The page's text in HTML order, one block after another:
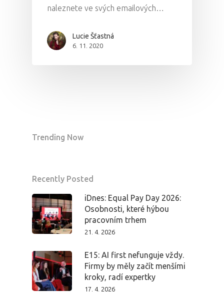
naleznete ve svých emailových…
Lucie Šťastná
6. 11. 2020
Trending Now
Recently Posted
iDnes: Equal Pay Day 2026:
Osobnosti, které hýbou
pracovním trhem
21. 4. 2026
E15: AI first nefunguje vždy.
Firmy by měly začít menšími
kroky, radí expertky
17. 4. 2026